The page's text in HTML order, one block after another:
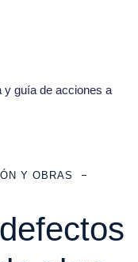
Y OBRAS